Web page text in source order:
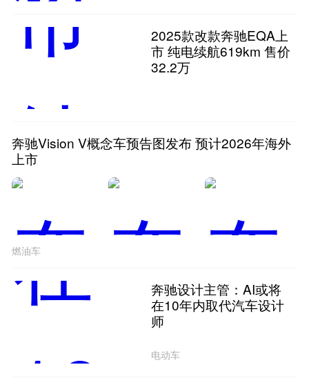
2025款改款奔驰EQA上
市 纯电续航619km 售价
32.2万
奔驰Vision V概念车预告图发布 预计2026年海外
上市
燃油车
奔驰设计主管：AI或将
在10年内取代汽车设计
师
电动车